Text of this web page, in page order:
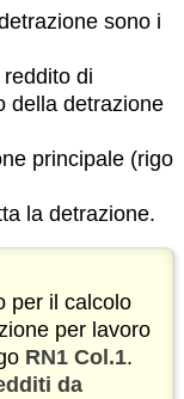
sono i
di
della detrazione
principale (rigo
la detrazione.
per il calcolo
per lavoro
RN1 Col.1.
da